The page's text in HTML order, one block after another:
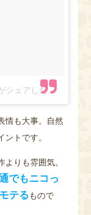
ェアした投稿
情も大事。自然
トです。
りも雰囲気。
でもニコっ
テるもので